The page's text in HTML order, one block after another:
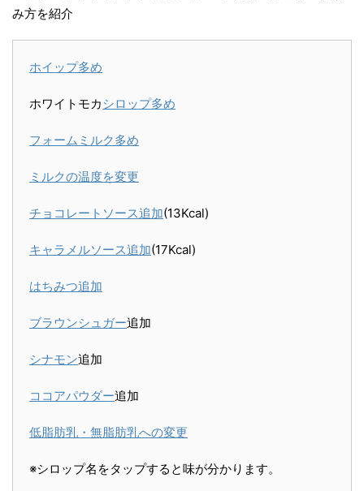
ホイップ多め
ホワイトモカシロップ多め
フォームミルク多め
ミルクの温度を変更
チョコレートソース追加(13Kcal)
キャラメルソース追加(17Kcal)
はちみつ追加
ブラウンシュガー追加
シナモン追加
ココアパウダー追加
低脂肪乳・無脂肪乳への変更
※シロップ名をタップすると味が分かります。